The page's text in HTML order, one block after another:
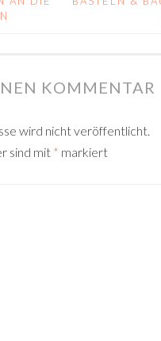
KOMMENTAR
wird nicht veröffentlicht.
sind mit * markiert